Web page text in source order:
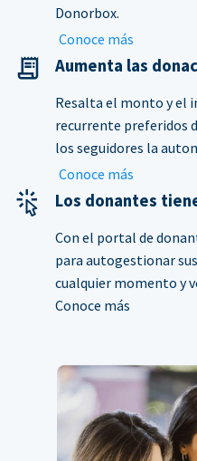
Donorbox.
Conoce más
Aumenta las
Resalta el monto y el
recurrente preferidos
los seguidores la
Conoce más
Los donantes
Con el portal de
para autogestionar
cualquier momento y
Conoce más